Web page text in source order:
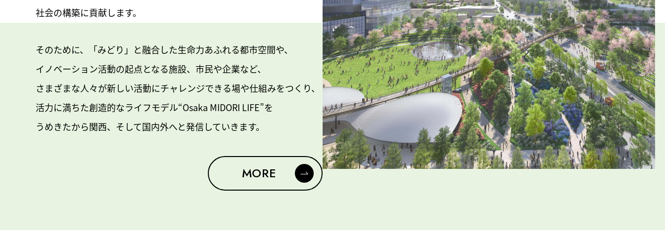
社会の構築に貢献します。
そのために、「みどり」と融合した生命力あふれる都市空間や、
イノベーション活動の起点となる施設、市⺠や企業など、
さまざまな人々が新しい活動にチャレンジできる場や仕組みをつくり、
活力に満ちた創造的なライフモデル“Osaka MIDORI LIFE”を
うめきたから関⻄、そして国内外へと発信していきます。
MORE